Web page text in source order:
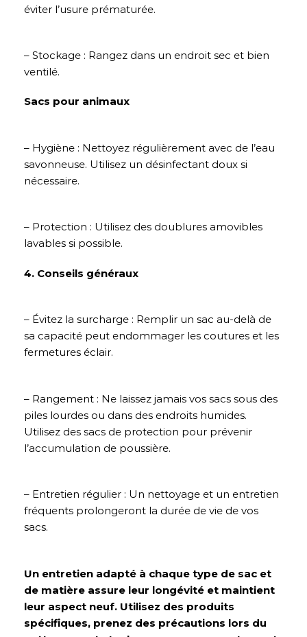
éviter l’usure prématurée.
– Stockage : Rangez dans un endroit sec et bien
ventilé.
Sacs pour animaux
– Hygiène : Nettoyez régulièrement avec de l’eau
savonneuse. Utilisez un désinfectant doux si
nécessaire.
– Protection : Utilisez des doublures amovibles
lavables si possible.
4. Conseils généraux
– Évitez la surcharge : Remplir un sac au-delà de
sa capacité peut endommager les coutures et les
fermetures éclair.
– Rangement : Ne laissez jamais vos sacs sous des
piles lourdes ou dans des endroits humides.
Utilisez des sacs de protection pour prévenir
l’accumulation de poussière.
– Entretien régulier : Un nettoyage et un entretien
fréquents prolongeront la durée de vie de vos
sacs.
Un entretien adapté à chaque type de sac et
de matière assure leur longévité et maintient
leur aspect neuf. Utilisez des produits
spécifiques, prenez des précautions lors du